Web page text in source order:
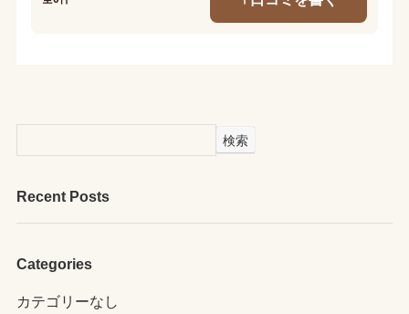
検索
Recent Posts
Categories
カテゴリーなし